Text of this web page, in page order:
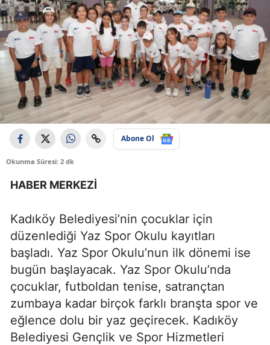
Abone Ol
Okunma Süresi: 2 dk
HABER MERKEZİ
Kadıköy Belediyesi’nin çocuklar için
düzenlediği Yaz Spor Okulu kayıtları
başladı. Yaz Spor Okulu’nun ilk dönemi ise
bugün başlayacak. Yaz Spor Okulu’nda
çocuklar, futboldan tenise, satrançtan
zumbaya kadar birçok farklı branşta spor ve
eğlence dolu bir yaz geçirecek. Kadıköy
Belediyesi Gençlik ve Spor Hizmetleri